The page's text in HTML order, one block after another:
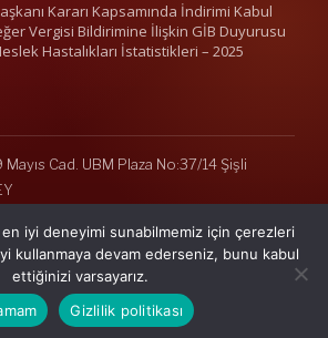
Kararı Kapsamında İndirimi Kabul
Vergisi Bildirimine İlişkin GİB Duyurusu
Hastalıkları İstatistikleri – 2025
Mayıs Cad. UBM Plaza No:37/14 Şişli
240 33 39
248 19 36
iyi deneyimi sunabilmemiz için çerezleri
kullanmaya devam ederseniz, bunu kabul
ettiğinizi varsayarız.
Gizlilik politikası